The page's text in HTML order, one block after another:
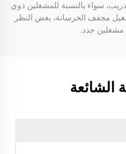
سواء بالنسبة للمشغلين ذوي
مجفف الخرسانة، بغض النظر
مشغلين جدد.
الشائعة